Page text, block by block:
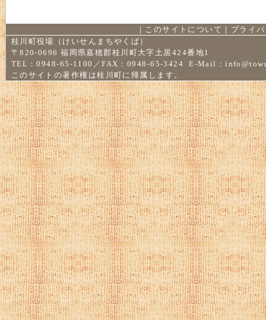
｜ このサイトについて ｜ プライ
桂川町役場（けいせんまちやくば）
〒820-0696 福岡県嘉穂郡桂川町大字土居424番地1
TEL：0948-65-1100／FAX：0948-65-3424 E-Mail：
このサイトの著作権は桂川町に帰属します。